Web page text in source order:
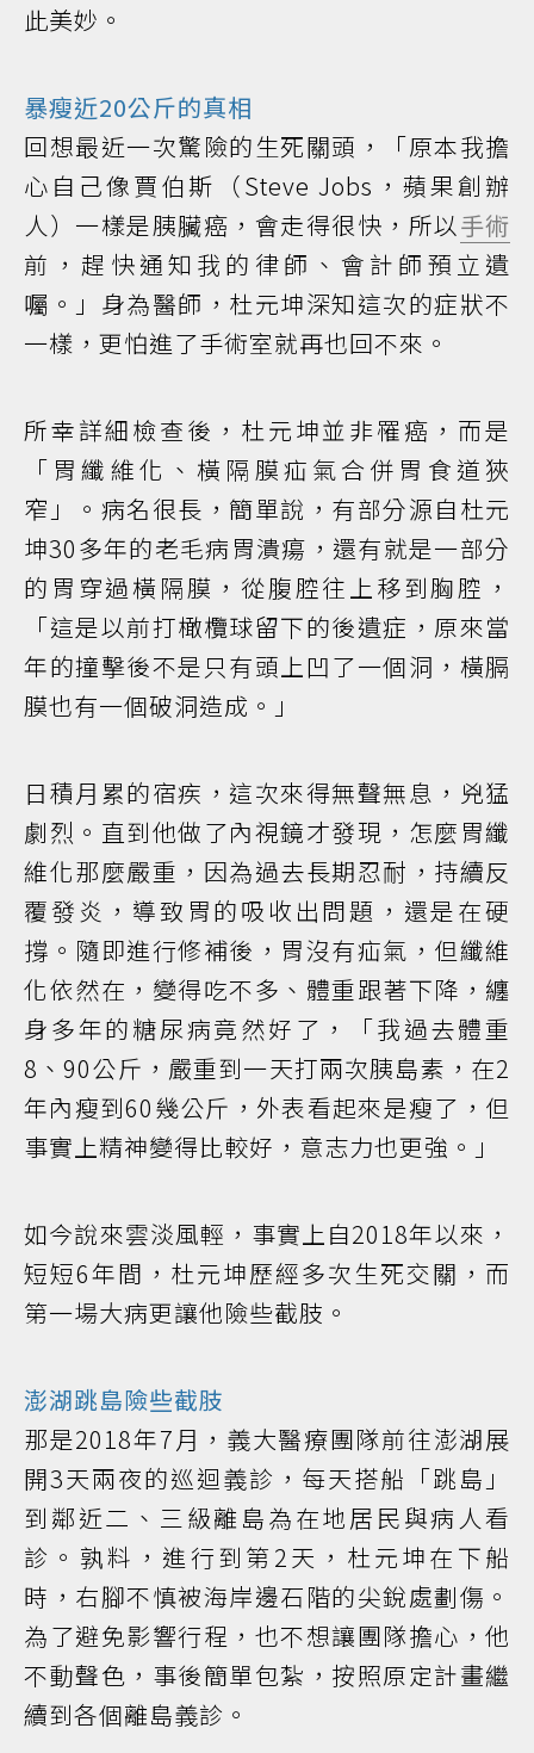
此美妙。
暴瘦近20公斤的真相
回想最近一次驚險的生死關頭，「原本我擔
心自己像賈伯斯（Steve Jobs，蘋果創辦
人）一樣是胰臟癌，會走得很快，所以手術
前，趕快通知我的律師、會計師預立遺
囑。」身為醫師，杜元坤深知這次的症狀不
一樣，更怕進了手術室就再也回不來。
所幸詳細檢查後，杜元坤並非罹癌，而是
「胃纖維化、橫隔膜疝氣合併胃食道狹
窄」。病名很長，簡單說，有部分源自杜元
坤30多年的老毛病胃潰瘍，還有就是一部分
的胃穿過橫隔膜，從腹腔往上移到胸腔，
「這是以前打橄欖球留下的後遺症，原來當
年的撞擊後不是只有頭上凹了一個洞，橫膈
膜也有一個破洞造成。」
日積月累的宿疾，這次來得無聲無息，兇猛
劇烈。直到他做了內視鏡才發現，怎麼胃纖
維化那麼嚴重，因為過去長期忍耐，持續反
覆發炎，導致胃的吸收出問題，還是在硬
撐。隨即進行修補後，胃沒有疝氣，但纖維
化依然在，變得吃不多、體重跟著下降，纏
身多年的糖尿病竟然好了，「我過去體重
8、90公斤，嚴重到一天打兩次胰島素，在2
年內瘦到60幾公斤，外表看起來是瘦了，但
事實上精神變得比較好，意志力也更強。」
如今說來雲淡風輕，事實上自2018年以來，
短短6年間，杜元坤歷經多次生死交關，而
第一場大病更讓他險些截肢。
澎湖跳島險些截肢
那是2018年7月，義大醫療團隊前往澎湖展
開3天兩夜的巡迴義診，每天搭船「跳島」
到鄰近二、三級離島為在地居民與病人看
診。孰料，進行到第2天，杜元坤在下船
時，右腳不慎被海岸邊石階的尖銳處劃傷。
為了避免影響行程，也不想讓團隊擔心，他
不動聲色，事後簡單包紮，按照原定計畫繼
續到各個離島義診。